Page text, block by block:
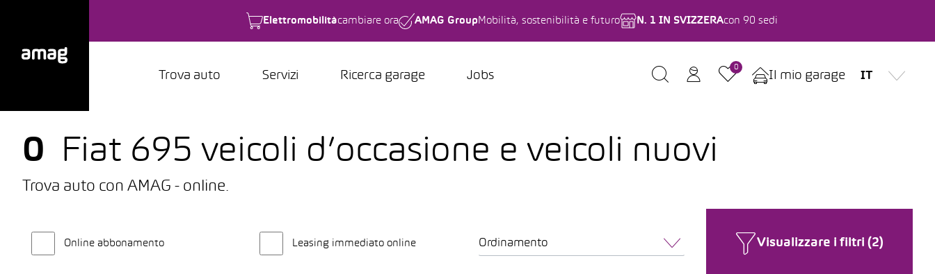
Elettromobilitàcambiare ora AMAG Group Mobilità, sostenibilità e futuro N. 1 IN SVIZZERAcon 90 sedi
Trova auto Servizi Ricerca garage Jobs
0
Il mio garage IT
0 Fiat 695 veicoli d’occasione e veicoli nuovi
Trova auto con AMAG - online.
Online abbonamento Leasing immediato online Ordinamento Visualizzare i filtri (2)